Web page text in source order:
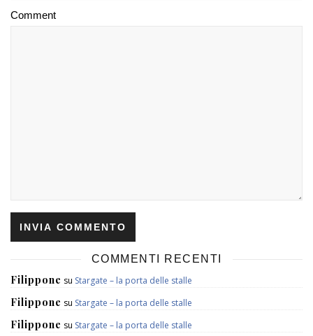
Comment
COMMENTI RECENTI
Filippone su Stargate – la porta delle stalle
Filippone su Stargate – la porta delle stalle
Filippone su Stargate – la porta delle stalle